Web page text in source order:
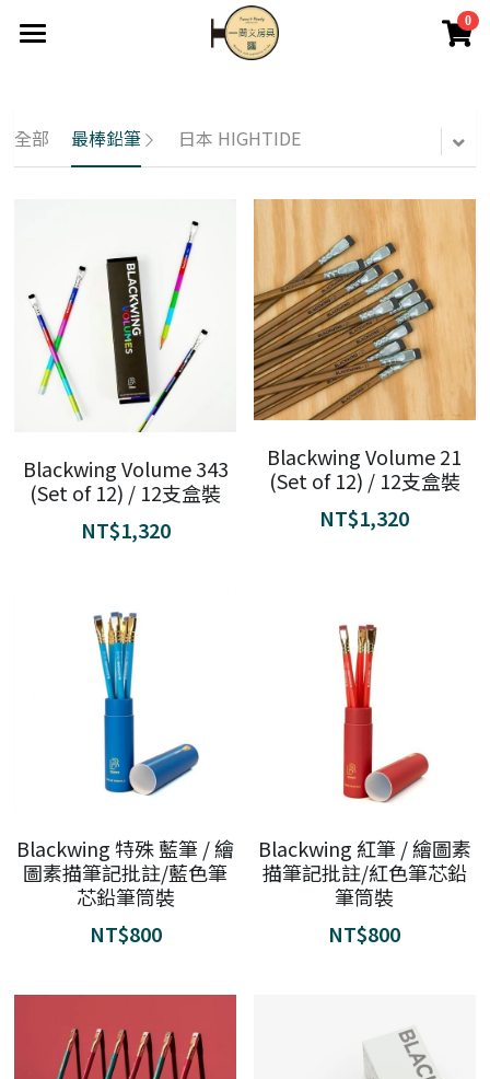
0
關於我們
最新消息
英國if文創
經銷批發
商店
搜索
全部 最棒鉛筆 日本 HIGHTIDE
Blackwing Volume 343
(Set of 12) / 12支盒裝
NT$1,320
Blackwing Volume 21
(Set of 12) / 12支盒裝
NT$1,320
Blackwing 特殊 藍筆 / 繪
圖素描筆記批註/藍色筆
芯鉛筆筒裝
NT$800
Blackwing 紅筆 / 繪圖素
描筆記批註/紅色筆芯鉛
筆筒裝
NT$800
×
商品分類